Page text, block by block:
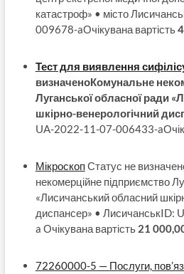
катастроф» • місто
009678-aОчікувана вартість
Тест для виявлення
визначеноКомунальне
Луганської обласної ради
шкірно-венерологічний
UA-2022-11-07-006433-
Мікроскоп Статус не
некомерційне підприємство
«Лисичанський обласний
диспансер» •
a Очікувана вартість 21
72260000-5 — Послуги,